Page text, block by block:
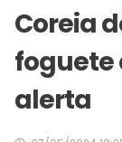
Coreia
foguete
alerta